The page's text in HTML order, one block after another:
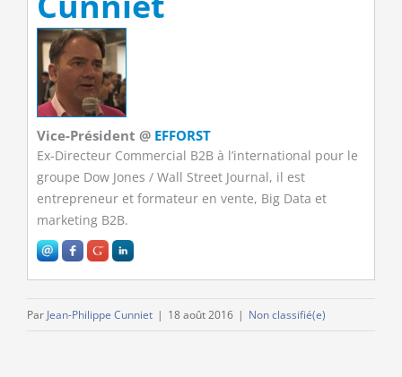
Vice-Président @ EFFORST
Ex-Directeur Commercial B2B à l’international pour le
groupe Dow Jones / Wall Street Journal, il est
entrepreneur et formateur en vente, Big Data et
marketing B2B.
Par Jean-Philippe Cunniet | 18 août 2016 | Non classifié(e)